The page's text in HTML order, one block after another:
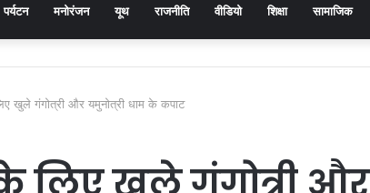
पर्यटन मनोरंजन यूथ राजनीति वीडियो शिक्षा सामाजिक
खुले गंगोत्री और यमुनोत्री धाम के कपाट